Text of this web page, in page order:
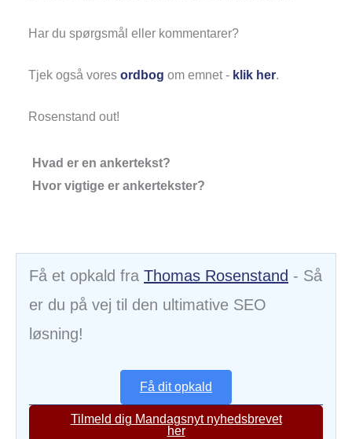
Har du spørgsmål eller kommentarer?
Tjek også vores ordbog om emnet - klik her.
Rosenstand out!
Hvad er en ankertekst?
Hvor vigtige er ankertekster?
Få et opkald fra Thomas Rosenstand - Så
er du på vej til den ultimative SEO
løsning!
Få dit opkald
Tilmeld dig Mandagsnyt nyhedsbrevet
her